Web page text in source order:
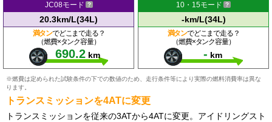
JC08モード
20.3km/L(34L)
満タンでどこまで走る？
（燃費×タンク容量）
690.2 km
10・15モード
-km/L(34L)
満タンでどこまで走る？
（燃費×タンク容量）
- km
※燃費は定められた試験条件の下での数値のため、走行条件等により実際の燃料消費率は異な
ります。
トランスミッションを4ATに変更
トランスミッションを従来の3ATから4ATに変更。アイドリングスト